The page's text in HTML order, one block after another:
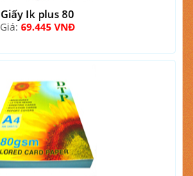
Giấy Ik plus 80
Giá: 69.445 VNĐ